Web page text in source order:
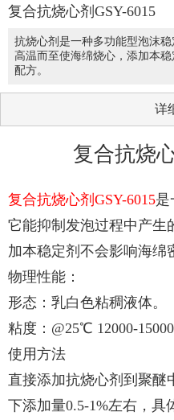
复合抗烧心剂GSY-6015
抗烧心剂是一种多功能型泡沫
高温而至使海绵烧心，添加本
配方。
详
复合抗烧
复合抗烧心剂GSY-6015是
它能抑制发泡过程中产生
加本稳定剂不会影响海绵
物理性能：
形态：乳白色粘稠液体。
粘度：@25℃ 12000-
使用方法
直接添加抗烧心剂到聚醚
下添加量0.5-1%左右，具